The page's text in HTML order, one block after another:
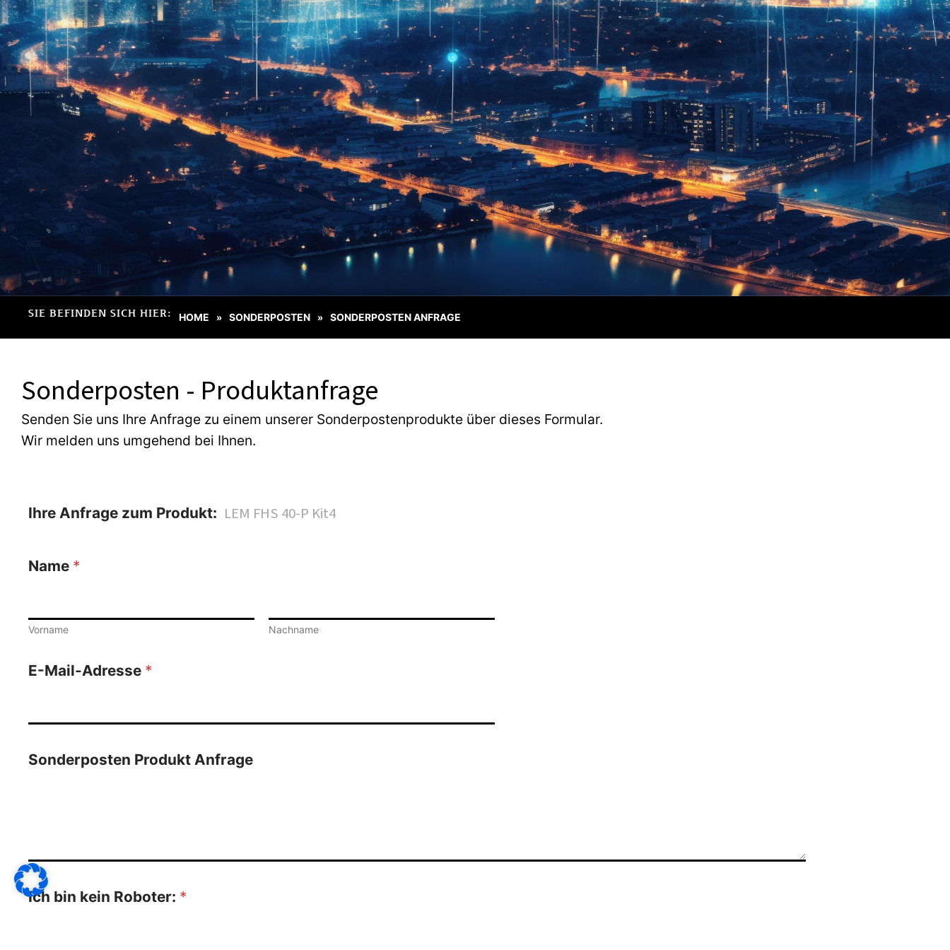
SIE BEFINDEN SICH HIER: HOME » SONDERPOSTEN » SONDERPOSTEN ANFRAGE
Sonderposten - Produktanfrage
Senden Sie uns Ihre Anfrage zu einem unserer Sonderpostenprodukte über dieses Formular.
Wir melden uns umgehend bei Ihnen.
Ihre Anfrage zum Produkt:
Name *
Vorname Nachname
E-Mail-Adresse *
Sonderposten Produkt Anfrage
Ich bin kein Roboter: *